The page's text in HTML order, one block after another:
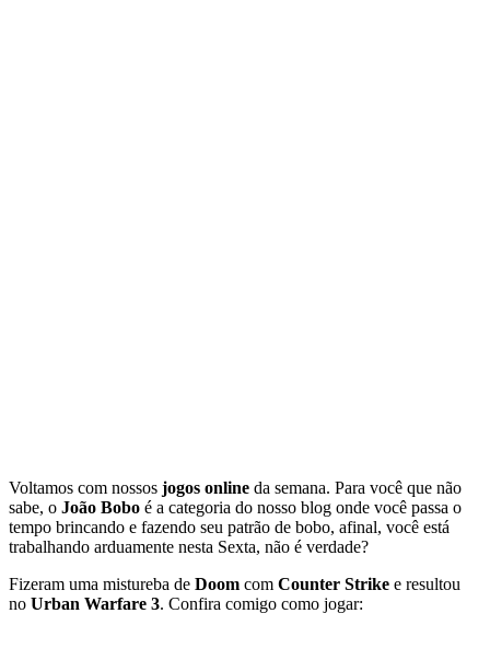
Voltamos com nossos jogos online da semana. Para você que não
sabe, o João Bobo é a categoria do nosso blog onde você passa o
tempo brincando e fazendo seu patrão de bobo, afinal, você está
trabalhando arduamente nesta Sexta, não é verdade?
Fizeram uma mistureba de Doom com Counter Strike e resultou
no Urban Warfare 3. Confira comigo como jogar: